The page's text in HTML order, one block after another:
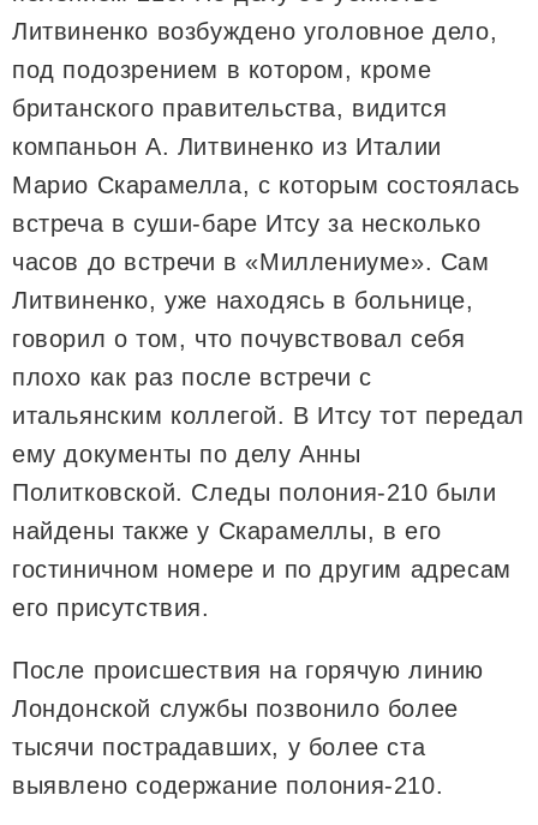
Литвиненко возбуждено уголовное дело,
под подозрением в котором, кроме
британского правительства, видится
компаньон А. Литвиненко из Италии
Марио Скарамелла, с которым состоялась
встреча в суши-баре Итсу за несколько
часов до встречи в «Миллениуме». Сам
Литвиненко, уже находясь в больнице,
говорил о том, что почувствовал себя
плохо как раз после встречи с
итальянским коллегой. В Итсу тот передал
ему документы по делу Анны
Политковской. Следы полония-210 были
найдены также у Скарамеллы, в его
гостиничном номере и по другим адресам
его присутствия.
После происшествия на горячую линию
Лондонской службы позвонило более
тысячи пострадавших, у более ста
выявлено содержание полония-210.